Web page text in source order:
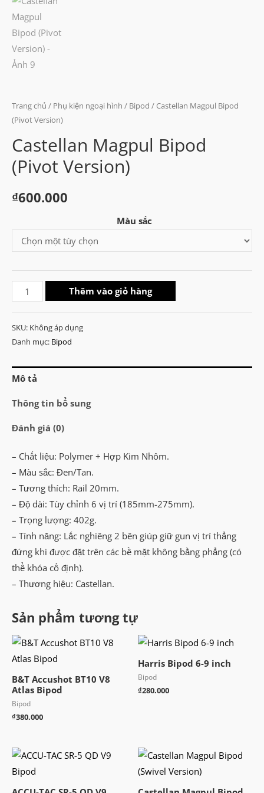
Trang chủ / Phụ kiện ngoại hình / Bipod / Castellan Magpul Bipod
(Pivot Version)
Castellan Magpul Bipod
(Pivot Version)
₫600.000
Màu sắc
Castellan
Magpul
(Pivot
số
lượng
Thêm vào giỏ hàng
SKU: Không áp dụng
Danh mục: Bipod
Mô tả
Thông tin bổ sung
Đánh giá (0)
– Chất liệu: Polymer + Hợp Kim Nhôm.
– Màu sắc: Đen/Tan.
– Tương thích: Rail 20mm.
– Độ dài: Tùy chỉnh 6 vị trí (185mm-275mm).
– Trọng lượng: 402g.
– Tính năng: Lắc nghiêng 2 bên giúp giữ gun vị trí thẳng
đứng khi được đặt trên các bề mặt không bằng phẳng (có
thể khóa cố định).
– Thương hiệu: Castellan.
Sản phẩm tương tự
B&T Accushot BT10 V8
Atlas Bipod
Bipod
₫380.000
Harris Bipod 6-9 inch
Bipod
₫280.000